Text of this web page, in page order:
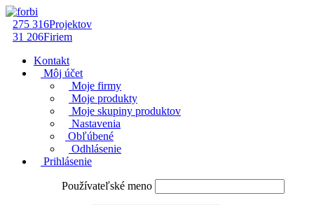
275 316Projektov
31 206Firiem
Kontakt
Môj účet
Moje firmy
Moje produkty
Moje skupiny produktov
Nastavenia
Obľúbené
Odhlásenie
Prihlásenie
Používateľské meno